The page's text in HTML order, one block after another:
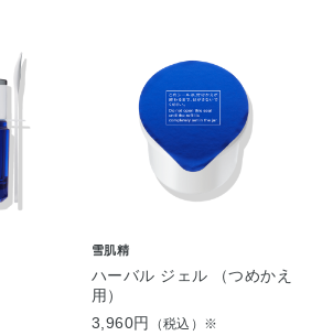
雪肌精
ハーバル ジェル （つめかえ
用）
3,960円
（税込）※